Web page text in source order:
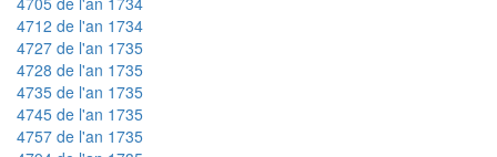
4712 de l'an 1734
4727 de l'an 1735
4728 de l'an 1735
4735 de l'an 1735
4745 de l'an 1735
4757 de l'an 1735